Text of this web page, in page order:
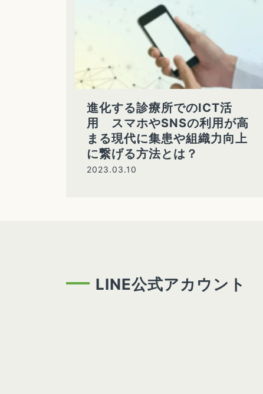
進化する診療所でのICT活
用 スマホやSNSの利用が高
まる現代に集患や組織力向上
に繋げる方法とは？
2023.03.10
LINE公式アカウント